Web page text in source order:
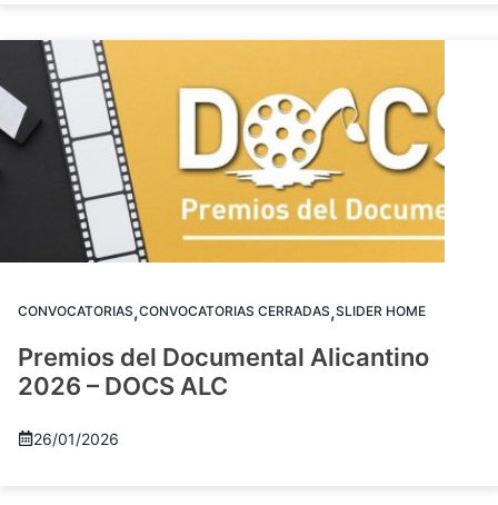
CONVOCATORIAS,CONVOCATORIAS CERRADAS,SLIDER HOME
Premios del Documental Alicantino
2026 – DOCS ALC
26/01/2026